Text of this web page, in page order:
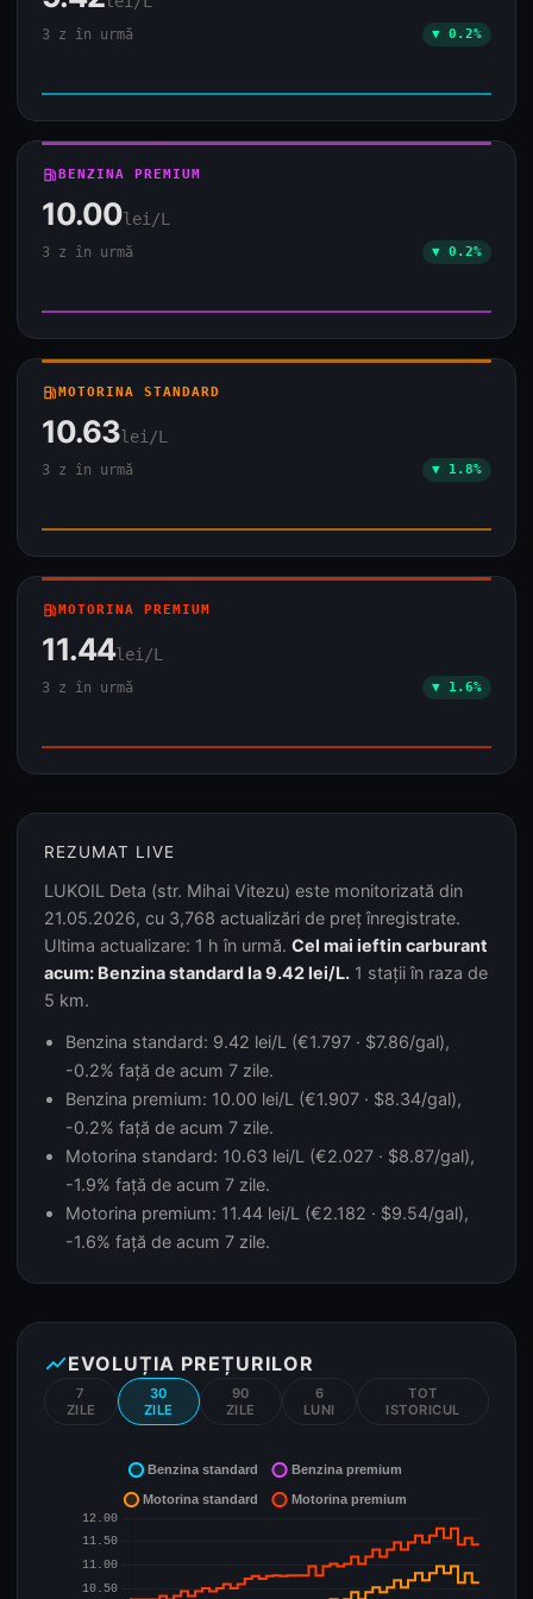
3 z în urmă ▼ 0.2%
local_gas_stationBENZINA PREMIUM
10.00lei/L
3 z în urmă ▼ 0.2%
local_gas_stationMOTORINA STANDARD
10.63lei/L
3 z în urmă ▼ 1.8%
local_gas_stationMOTORINA PREMIUM
11.44lei/L
3 z în urmă ▼ 1.6%
REZUMAT LIVE
LUKOIL Deta (str. Mihai Vitezu) este monitorizată din
21.05.2026, cu 3,768 actualizări de preț înregistrate.
Ultima actualizare: 1 h în urmă. Cel mai ieftin carburant
acum: Benzina standard la 9.42 lei/L. 1 stații în raza de
5 km.
Benzina standard: 9.42 lei/L (€1.797 · $7.86/gal),
-0.2% față de acum 7 zile.
Benzina premium: 10.00 lei/L (€1.907 · $8.34/gal),
-0.2% față de acum 7 zile.
Motorina standard: 10.63 lei/L (€2.027 · $8.87/gal),
-1.9% față de acum 7 zile.
Motorina premium: 11.44 lei/L (€2.182 · $9.54/gal),
-1.6% față de acum 7 zile.
show_chartEVOLUȚIA PREȚURILOR
7
ZILE
30
ZILE
90
ZILE
6
LUNI
TOT
ISTORICUL